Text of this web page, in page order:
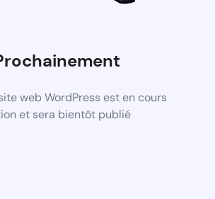
web WordPress est en cours
et sera bientôt publié